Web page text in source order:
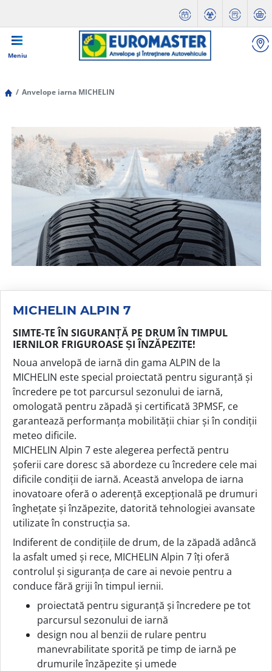
Meniu
Anvelope iarna MICHELIN
MICHELIN ALPIN 7
SIMTE-TE ÎN SIGURANȚĂ PE DRUM ÎN TIMPUL
IERNILOR FRIGUROASE ȘI ÎNZĂPEZITE!
Noua anvelopă de iarnă din gama ALPIN de la
MICHELIN este special proiectată pentru siguranță și
încredere pe tot parcursul sezonului de iarnă,
omologată pentru zăpadă și certificată 3PMSF, ce
garantează performanța mobilității chiar și în condiții
meteo dificile.
MICHELIN Alpin 7 este alegerea perfectă pentru
șoferii care doresc să abordeze cu încredere cele mai
dificile condiții de iarnă. Această anvelopa de iarna
inovatoare oferă o aderență excepțională pe drumuri
înghețate și înzăpezite, datorită tehnologiei avansate
utilizate în construcția sa.
Indiferent de condițiile de drum, de la zăpadă adâncă
la asfalt umed și rece, MICHELIN Alpin 7 îți oferă
controlul și siguranța de care ai nevoie pentru a
conduce fără griji în timpul iernii.
proiectată pentru siguranță și încredere pe tot
parcursul sezonului de iarnă
design nou al benzii de rulare pentru
manevrabilitate sporită pe timp de iarnă pe
drumurile înzăpezite și umede